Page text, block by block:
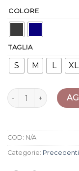
COLORE
TAGLIA
S M L XL
Baltica quantità
COD: N/A
Categorie: